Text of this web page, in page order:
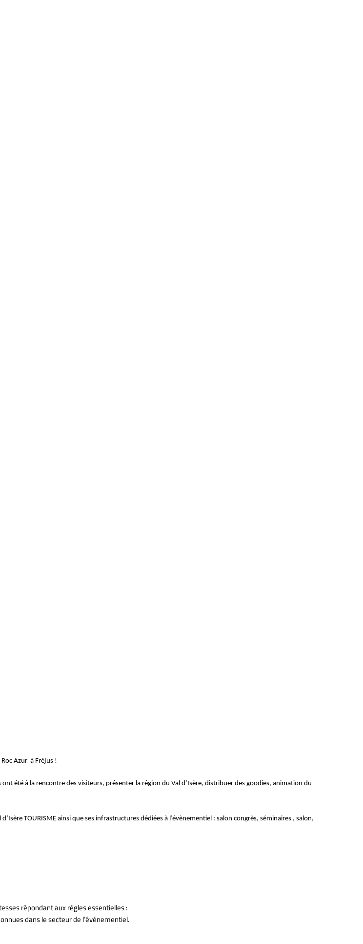
Azur à Fréjus !
ont été à la rencontre des visiteurs, présenter la région du Val d’Isère, distribuer des goodies, animation du
TOURISME ainsi que ses infrastructures dédiées à l’évènementiel : salon congrès, séminaires , salon,
répondant aux règles essentielles :
dans le secteur de l’événementiel.